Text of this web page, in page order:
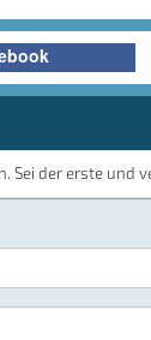
Sei der erste und